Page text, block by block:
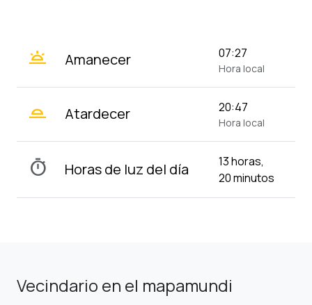
wb_twilight Amanecer 07:27
Hora local
wb_twilight_2 Atardecer 20:47
Hora local
timer Horas de luz del día
13 horas,
20 minutos
Vecindario en el mapamundi